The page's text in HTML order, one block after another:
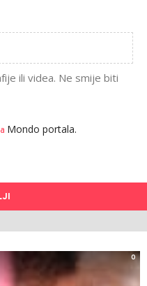
ili videa. Ne smije biti
Mondo portala.
0